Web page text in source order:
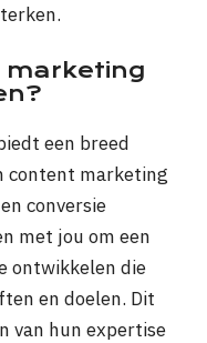
marketing
een breed
content marketing
conversie
met jou om een
ontwikkelen die
en doelen. Dit
van hun expertise